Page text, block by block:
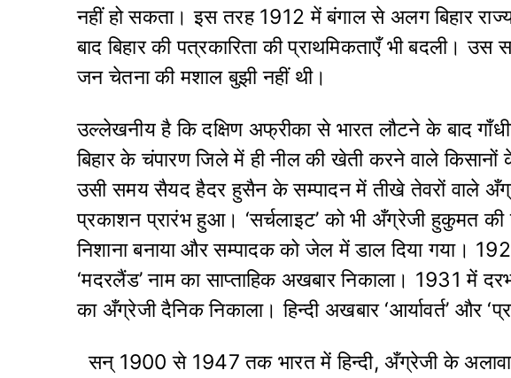
नहीं हो सकता। इस तरह 1912 में बंगाल से अलग बिहार
बाद बिहार की पत्रकारिता की प्राथमिकताएँ भी बदली। उस
जन चेतना की मशाल बुझी नहीं थी।
उल्लेखनीय है कि दक्षिण अफ्रीका से भारत लौटने के बाद
बिहार के चंपारण जिले में ही नील की खेती करने वाले किसानों
उसी समय सैयद हैदर हुसैन के सम्पादन में तीखे तेवरों वाले
प्रकाशन प्रारंभ हुआ। ‘सर्चलाइट’ को भी अँग्रेजी हुकुमत
निशाना बनाया और सम्पादक को जेल में डाल दिया गया।
‘मदरलैंड’ नाम का साप्ताहिक अखबार निकाला। 1931 में
का अँग्रेजी दैनिक निकाला। हिन्दी अखबार ‘आर्यावर्त’ और
सन् 1900 से 1947 तक भारत में हिन्दी, अँग्रेजी के अलावा